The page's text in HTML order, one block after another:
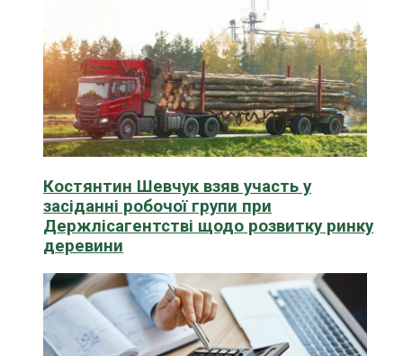
Костянтин Шевчук взяв участь у
засіданні робочої групи при
Держлісагентстві щодо розвитку ринку
деревини